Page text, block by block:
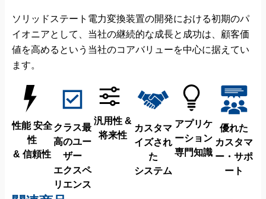
ソリッドステート電力変換装置の開発における初期のパ
イオニアとして、当社の継続的な成長と成功は、顧客価
値を高めるという当社のコアバリューを中心に据えてい
ます。
性能 安全
性
& 信頼性
クラス最
高のユー
ザー
エクスペ
リエンス
汎用性 &
将来性
カスタマ
イズされ
た
システム
アプリケ
ーション
専門知識
優れた
カスタマ
ー・サポ
ート